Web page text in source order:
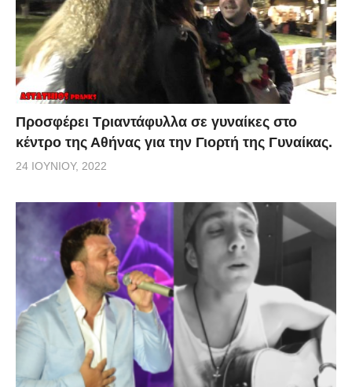
Προσφέρει Τριαντάφυλλα σε γυναίκες στο
κέντρο της Αθήνας για την Γιορτή της Γυναίκας.
24 ΙΟΥΝΊΟΥ, 2022